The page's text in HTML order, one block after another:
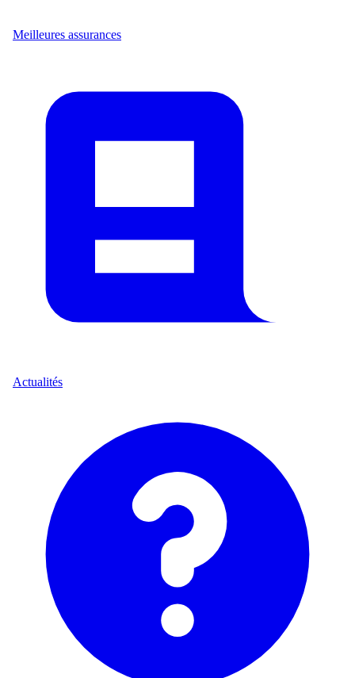
Meilleures assurances
Actualités